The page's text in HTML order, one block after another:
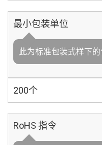
最小包装单位
此为标准包装式样下的
200个
RoHS 指令